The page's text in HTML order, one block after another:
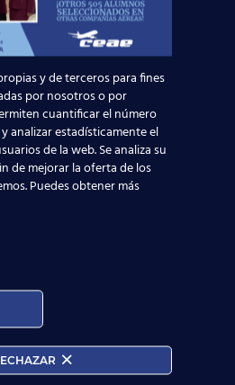
profesional.
firme con nuestros
con grupos
y de terceros para fines
por nosotros o por
cuantificar el número
analizar estadísticamente el
de la web. Se analiza su
de mejorar la oferta de los
Puedes obtener más